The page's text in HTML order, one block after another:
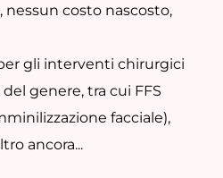
nessun costo nascosto,
gli interventi chirurgici
genere, tra cui FFS
facciale),
ancora...